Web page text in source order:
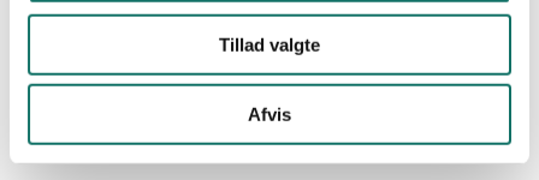
Tillad valgte
Afvis
Montering: Mangelfuld parsnoning helt ind til plug’en øger
Test: Billige kabler gennemgangstestes kun – ikke fuldt
Component-compliancemod standarden og der kasseres for